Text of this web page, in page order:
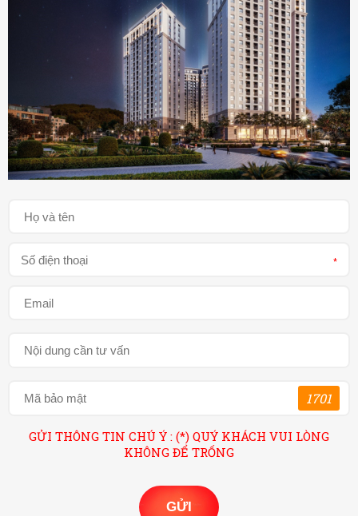
*
1701
GỬI THÔNG TIN CHÚ Ý : (*) QUÝ KHÁCH VUI LÒNG
KHÔNG ĐỂ TRỐNG
GỬI